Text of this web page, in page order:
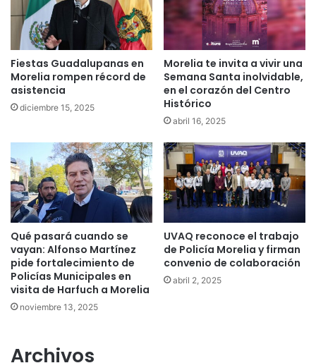
Fiestas Guadalupanas en
Morelia rompen récord de
asistencia
diciembre 15, 2025
Morelia te invita a vivir una
Semana Santa inolvidable,
en el corazón del Centro
Histórico
abril 16, 2025
Qué pasará cuando se
vayan: Alfonso Martínez
pide fortalecimiento de
Policías Municipales en
visita de Harfuch a Morelia
noviembre 13, 2025
UVAQ reconoce el trabajo
de Policía Morelia y firman
convenio de colaboración
abril 2, 2025
Archivos